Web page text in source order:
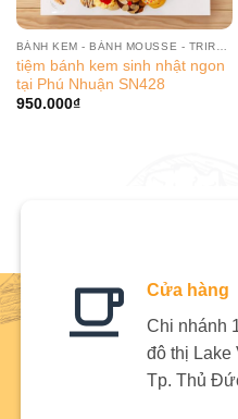
tiệm bánh kem sinh nhật ngon
tại Phú Nhuận SN428
950.000₫
Cửa hàng
Chi nhánh
đô thị Lake
Tp. Thủ